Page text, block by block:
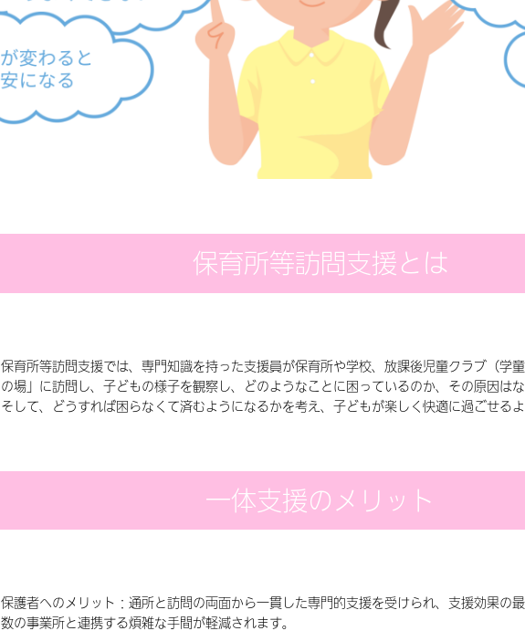
保育所等訪問支援とは
保育所等訪問支援では、専門知識を持った支援員が保育所や学校、放課後児童クラブ（学
の場」に訪問し、子どもの様子を観察し、どのようなことに困っているのか、その原因はな
そして、どうすれば困らなくて済むようになるかを考え、子どもが楽しく快適に過ごせるよ
一体支援のメリット
保護者へのメリット：通所と訪問の両面から一貫した専門的支援を受けられ、支援効果の
数の事業所と連携する煩雑な手間が軽減されます。